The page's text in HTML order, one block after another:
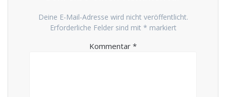
Deine E-Mail-Adresse wird nicht veröffentlicht.
Erforderliche Felder sind mit * markiert
Kommentar *